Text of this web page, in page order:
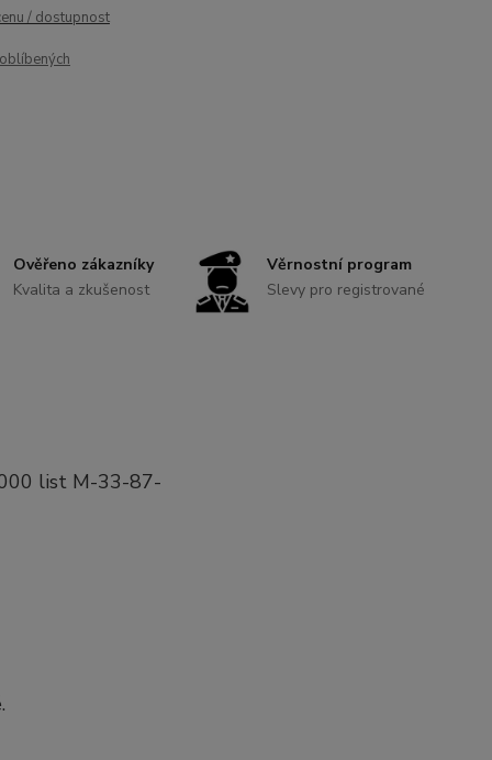
/ dostupnost
Ověřeno zákazníky
Kvalita a zkušenost
Věrnostní program
Slevy pro registrované
list M-33-87-